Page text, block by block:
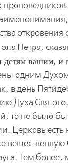
Петра,
вашим, и
одним
в день
Духа
то не было
Церковь
Тем